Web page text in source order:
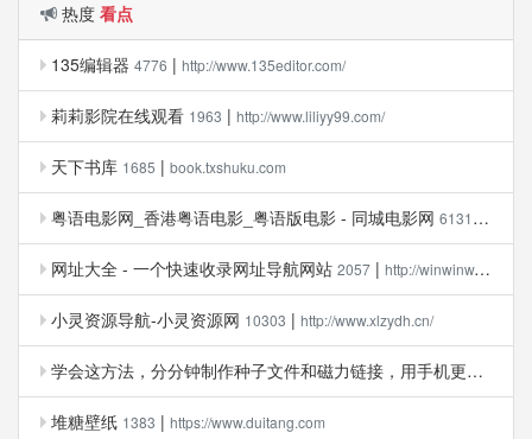
热度 看点
135编辑器 4776 | http://www.135editor.com/
莉莉影院在线观看 1963 | http://www.liliyy99.com/
天下书库 1685 | book.txshuku.com
粤语电影网_香港粤语电影_粤语版电影 - 同城电影网 6131|
网址大全 - 一个快速收录网址导航网站 2057| http://winwinw.com/
小灵资源导航-小灵资源网 10303 | http://www.xlzydh.cn/
学会这方法，分分钟制作种子文件和磁力链接，用手机更容易！
堆糖壁纸 1383 | https://www.duitang.com